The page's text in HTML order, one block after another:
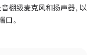
棚级麦克风和扬声器，以
口。